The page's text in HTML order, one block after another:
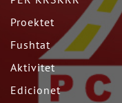
Proektet
Fushtat
Aktivitet
Edicionet